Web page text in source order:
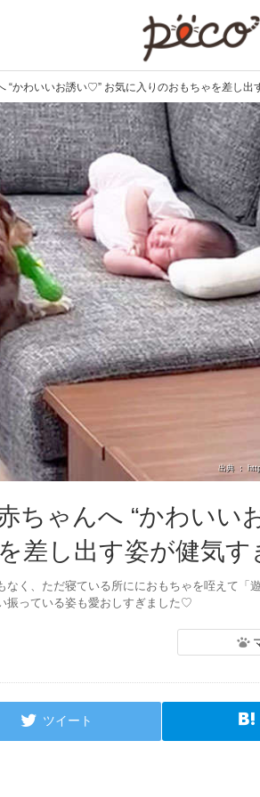
“かわいいお誘い♡” お気に入りのおもちゃを差し出
出典 ：
ちゃんへ “かわいい
差し出す姿が健気す
く、ただ寝ている所ににおもちゃを咥えて「
振っている姿も愛おしすぎました♡
ツイート